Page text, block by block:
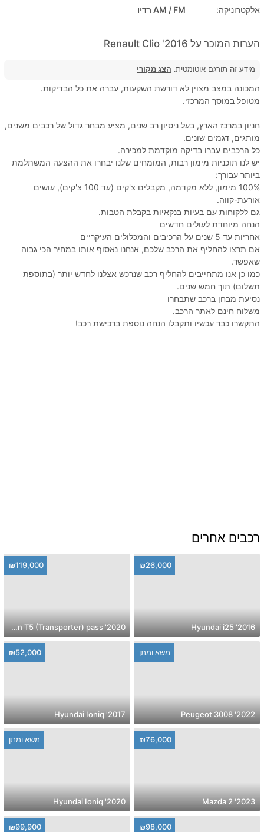
אלקטרוניקה:
AM / FM רדיו
הערות המוכר על 2016' Renault Clio
מידע זה תורגם אוטומטית. הצג מקורי
המכונה במצב מצוין לא דורשת השקעות, עברה את כל הבדיקות.
מטופל במוסך המרכזי.
חניון במרכז הארץ, בעל ניסיון רב שנים, מציע מבחר גדול של רכבים משנים,
מותגים, דגמים שונים.
כל הרכבים עברו בדיקה מוקדמת למכירה.
יש לנו תוכניות מימון רבות, המומחים שלנו יבחרו את ההצעה המשתלמת
ביותר עבורך:
100% מימון, ללא מקדמה, מקבלים צ'קים (עד 100 צ'קים), עושים
אורעת-קווה.
גם ללקוחות עם בעיות בנקאיות בקבלת הטבות.
הנחה מיוחדת לעולים חדשים
אחריות עד 5 שנים על הרכיבים והמכלולים העיקריים
אם תרצו להחליף את הרכב שלכם, אנחנו נאסוף אותו במחיר הכי גבוה
שאפשר.
כמו כן אנו מתחייבים להחליף רכב שנרכש אצלנו לחדש יותר (בתוספת
תשלום) תוך חמש שנים.
נסיעת מבחן ברכב שתבחרו
משלוח חינם לאתר הרכב.
התקשרו כבר עכשיו ותקבלו הנחה נוספת ברכישת רכב!
רכבים אחרים
₪26,000
2016' Hyundai i25
₪119,000
2020' Volkswagen T5 (Transporter) pass
משא ומתן
2022' Peugeot 3008
₪52,000
2017' Hyundai Ioniq
₪76,000
2023' Mazda 2
משא ומתן
2020' Hyundai Ioniq
₪98,000
₪99,900